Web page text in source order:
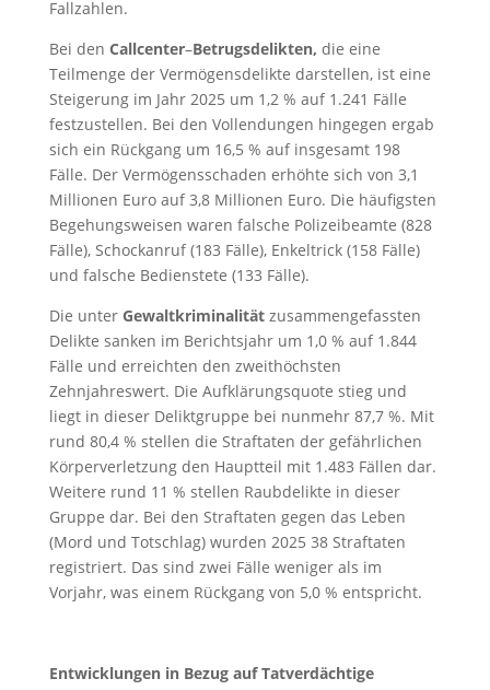
Fallzahlen.
Bei den Callcenter–Betrugsdelikten, die eine
Teilmenge der Vermögensdelikte darstellen, ist eine
Steigerung im Jahr 2025 um 1,2 % auf 1.241 Fälle
festzustellen. Bei den Vollendungen hingegen ergab
sich ein Rückgang um 16,5 % auf insgesamt 198
Fälle. Der Vermögensschaden erhöhte sich von 3,1
Millionen Euro auf 3,8 Millionen Euro. Die häufigsten
Begehungsweisen waren falsche Polizeibeamte (828
Fälle), Schockanruf (183 Fälle), Enkeltrick (158 Fälle)
und falsche Bedienstete (133 Fälle).
Die unter Gewaltkriminalitätzusammengefassten
Delikte sanken im Berichtsjahr um 1,0 % auf 1.844
Fälle und erreichten den zweithöchsten
Zehnjahreswert. Die Aufklärungsquote stieg und
liegt in dieser Deliktgruppe bei nunmehr 87,7 %. Mit
rund 80,4 % stellen die Straftaten der gefährlichen
Körperverletzung den Hauptteil mit 1.483 Fällen dar.
Weitere rund 11 % stellen Raubdelikte in dieser
Gruppe dar. Bei den Straftaten gegen das Leben
(Mord und Totschlag) wurden 2025 38 Straftaten
registriert. Das sind zwei Fälle weniger als im
Vorjahr, was einem Rückgang von 5,0 % entspricht.
Entwicklungen in Bezug auf Tatverdächtige